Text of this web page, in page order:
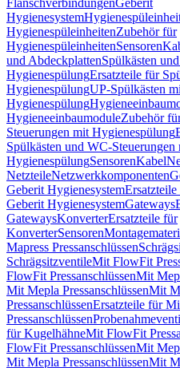
FlanschverbindungenGeberit
Hygienesystem
HygienespüleinheitenZubehör für
HygienespüleinheitenSensoren
und AbdeckplattenSpülkästen
HygienespülungErsatzteile für
HygienespülungUP-Spülkästen
Hygienespülung
HygieneeinbaumoduleZubehör
Steuerungen mit Hygienespülung
Spülkästen und WC-Steuerungen
HygienespülungSensorenKabel
NetzteileNetzwerkkomponenten
Geberit Hygienesystem
Geberit HygienesystemGateways
GatewaysKonverterErsatzteile für
KonverterSensoren
Mapress Pressanschlüssen
SchrägsitzventileMit FlowFit
FlowFit PressanschlüssenMit
Mit Mepla PressanschlüssenMit
PressanschlüssenErsatzteile für
Pressanschlüssen
für KugelhähneMit FlowFit
FlowFit PressanschlüssenMit
Mit Mepla PressanschlüssenMit